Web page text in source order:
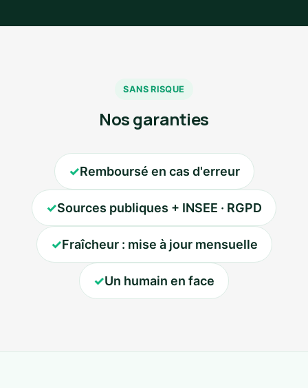
SANS RISQUE
Nos garanties
✓Remboursé en cas d'erreur
✓Sources publiques + INSEE · RGPD
✓Fraîcheur : mise à jour mensuelle
✓Un humain en face